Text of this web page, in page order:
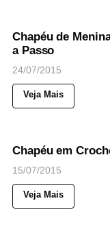
Chapéu de
a Passo
24/07/2015
Veja Mais
Chapéu em
15/07/2015
Veja Mais